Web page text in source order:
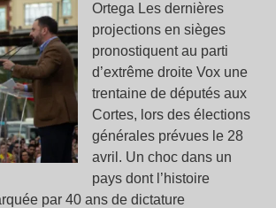
Ortega Les dernières
projections en sièges
pronostiquent au parti
d’extrême droite Vox une
trentaine de députés aux
Cortes, lors des élections
générales prévues le 28
avril. Un choc dans un
pays dont l’histoire
par 40 ans de dictature